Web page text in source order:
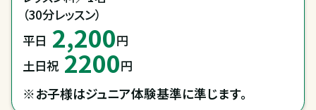
（30分レッスン）
平日 2,200円
土日祝 2200円
※お子様はジュニア体験基準に準じます。